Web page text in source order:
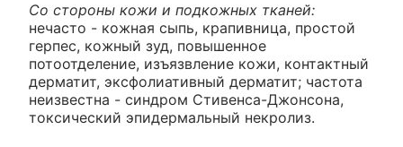
Со стороны кожи и подкожных тканей:
нечасто - кожная сыпь, крапивница, простой
герпес, кожный зуд, повышенное
потоотделение, изъязвление кожи, контактный
дерматит, эксфолиативный дерматит; частота
неизвестна - синдром Стивенса-Джонсона,
токсический эпидермальный некролиз.